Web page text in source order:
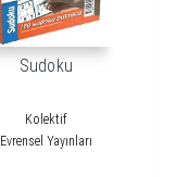
Sudoku
Kolektif
Evrensel Yayınları